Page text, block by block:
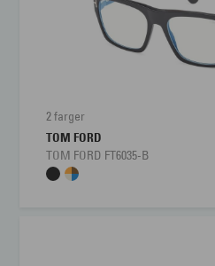
2 farger
TOM FORD
TOM FORD FT6035-B